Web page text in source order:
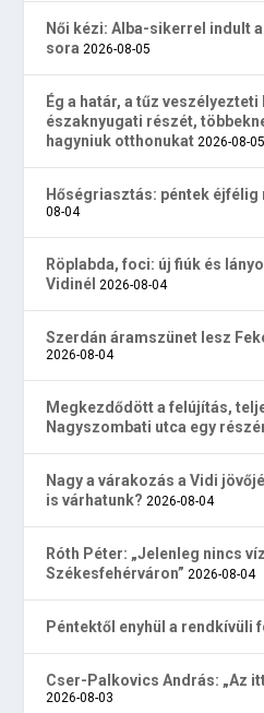
Női kézi: Alba-sikerrel indult
sora 2026-08-05
Ég a határ, a tűz
északnyugati részét,
hagyniuk otthonukat 2026-08-05
Hőségriasztás: péntek
08-04
Röplabda, foci: új fiúk és
Vidinél 2026-08-04
Szerdán áramszünet lesz
2026-08-04
Megkezdődött a felújítás,
Nagyszombati utca egy
Nagy a várakozás a Vidi
is várhatunk? 2026-08-04
Róth Péter: „Jelenleg nincs
Székesfehérváron” 2026-08-04
Péntektől enyhül a rendkívüli
Cser-Palkovics András: „Az
2026-08-03